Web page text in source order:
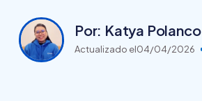
Por: Katya Polanco
Actualizado el04/04/2026